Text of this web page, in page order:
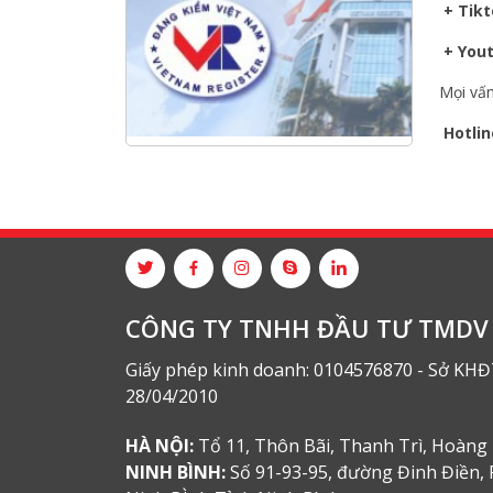
Hội nghị tổng kết công tác năm
2025 và triển khai nhiệm vụ năm
2026 do chi hội tàu du lịch Hạ
Long
NANIBI khai trương văn phòng
Ninh Bình & kỷ niệm 15 năm phát
Đông tổ chức Hội nghị đối tác
toàn cầu tại Jakarta
+
+
Mọi
CÔNG TY TNHH ĐẦU TƯ
Giấy phép kinh doanh: 0104576870 - Sở
28/04/2010
HÀ NỘI: Tổ 11, Thôn Bãi, Thanh Trì, Hoàng
NINH BÌNH:Số 91-93-95, đường Đinh Điền,